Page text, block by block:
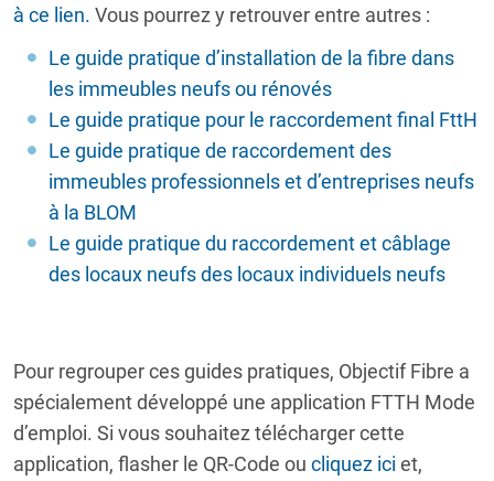
à ce lien. Vous pourrez y retrouver entre autres :
Le guide pratique d’installation de la fibre dans
les immeubles neufs ou rénovés
Le guide pratique pour le raccordement final FttH
Le guide pratique de raccordement des
immeubles professionnels et d’entreprises neufs
à la BLOM
Le guide pratique du raccordement et câblage
des locaux neufs des locaux individuels neufs
Pour regrouper ces guides pratiques, Objectif Fibre a
spécialement développé une application FTTH Mode
d’emploi. Si vous souhaitez télécharger cette
application, flasher le QR-Code ou cliquez ici et,